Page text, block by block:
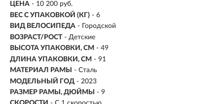
ЦЕНА - 10 200 руб.
ВЕС С УПАКОВКОЙ (КГ) - 6
ВИД ВЕЛОСИПЕДА - Городской
ВОЗРАСТ/РОСТ - Детские
ВЫСОТА УПАКОВКИ, СМ - 49
ДЛИНА УПАКОВКИ, СМ - 91
МАТЕРИАЛ РАМЫ
- Сталь
МОДЕЛЬНЫЙ ГОД - 2023
РАЗМЕР РАМЫ, ДЮЙМЫ
- 9